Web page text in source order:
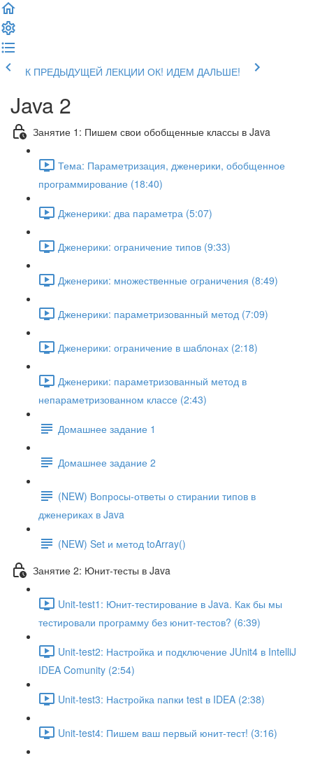
К ПРЕДЫДУЩЕЙ ЛЕКЦИИ ОК! ИДЕМ ДАЛЬШЕ!
Java 2
Занятие 1: Пишем свои обобщенные классы в Java
Тема: Параметризация, дженерики, обобщенное
программирование (18:40)
Дженерики: два параметра (5:07)
Дженерики: ограничение типов (9:33)
Дженерики: множественные ограничения (8:49)
Дженерики: параметризованный метод (7:09)
Дженерики: ограничение в шаблонах (2:18)
Дженерики: параметризованный метод в
непараметризованном классе (2:43)
Домашнее задание 1
Домашнее задание 2
(NEW) Вопросы-ответы о стирании типов в
дженериках в Java
(NEW) Set и метод toArray()
Занятие 2: Юнит-тесты в Java
Unit-test1: Юнит-тестирование в Java. Как бы мы
тестировали программу без юнит-тестов? (6:39)
Unit-test2: Настройка и подключение JUnit4 в IntelliJ
IDEA Comunity (2:54)
Unit-test3: Настройка папки test в IDEA (2:38)
Unit-test4: Пишем ваш первый юнит-тест! (3:16)